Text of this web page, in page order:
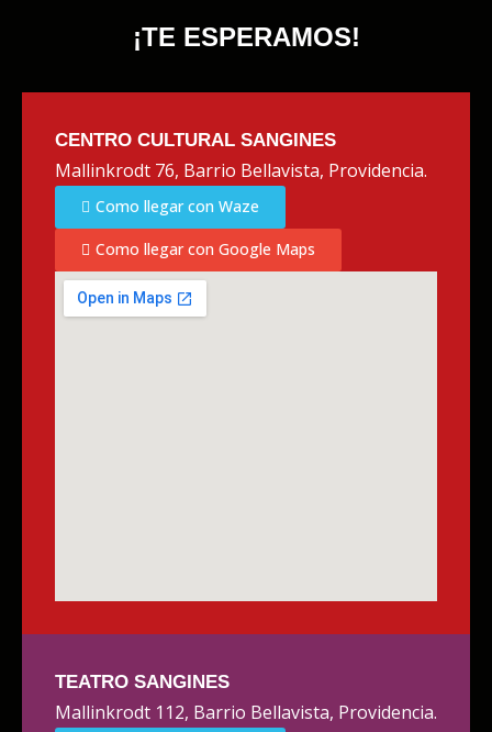
¡TE ESPERAMOS!
CENTRO CULTURAL SANGINES
Mallinkrodt 76, Barrio Bellavista, Providencia.
Como llegar con Waze
Como llegar con Google Maps
TEATRO SANGINES
Mallinkrodt 112, Barrio Bellavista, Providencia.